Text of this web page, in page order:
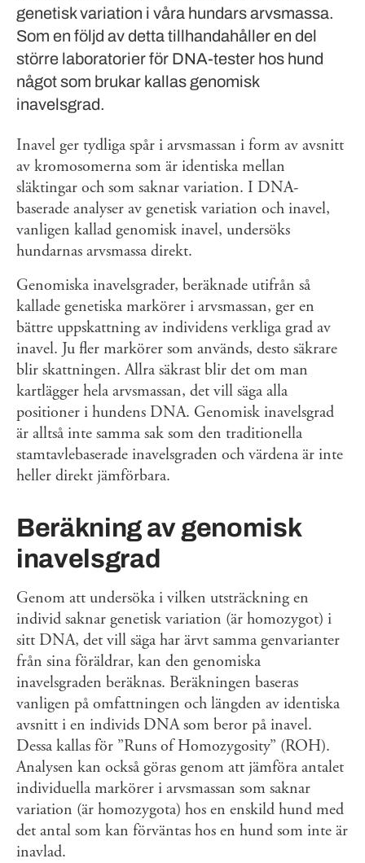
genetisk variation i våra hundars arvsmassa.
Som en följd av detta tillhandahåller en del
större laboratorier för DNA-tester hos hund
något som brukar kallas genomisk
inavelsgrad.
Inavel ger tydliga spår i arvsmassan i form av avsnitt
av kromosomerna som är identiska mellan
släktingar och som saknar variation. I DNA-
baserade analyser av genetisk variation och inavel,
vanligen kallad genomisk inavel, undersöks
hundarnas arvsmassa direkt.
Genomiska inavelsgrader, beräknade utifrån så
kallade genetiska markörer i arvsmassan, ger en
bättre uppskattning av individens verkliga grad av
inavel. Ju fler markörer som används, desto säkrare
blir skattningen. Allra säkrast blir det om man
kartlägger hela arvsmassan, det vill säga alla
positioner i hundens DNA. Genomisk inavelsgrad
är alltså inte samma sak som den traditionella
stamtavlebaserade inavelsgraden och värdena är inte
heller direkt jämförbara.
Beräkning av genomisk
inavelsgrad
Genom att undersöka i vilken utsträckning en
individ saknar genetisk variation (är homozygot) i
sitt DNA, det vill säga har ärvt samma genvarianter
från sina föräldrar, kan den genomiska
inavelsgraden beräknas. Beräkningen baseras
vanligen på omfattningen och längden av identiska
avsnitt i en individs DNA som beror på inavel.
Dessa kallas för ”Runs of Homozygosity” (ROH).
Analysen kan också göras genom att jämföra antalet
individuella markörer i arvsmassan som saknar
variation (är homozygota) hos en enskild hund med
det antal som kan förväntas hos en hund som inte är
inavlad.